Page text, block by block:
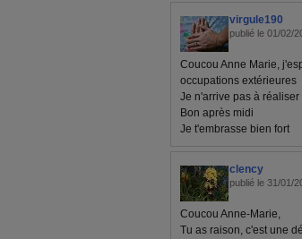
virgule190
publié le 01/02/
Coucou Anne Marie,
occupations extérieures
Je n'arrive pas à
Bon après midi
Je t'embrasse bien fort
clency
publié le 31/01/
Coucou Anne-Marie,
Tu as raison, c'est une